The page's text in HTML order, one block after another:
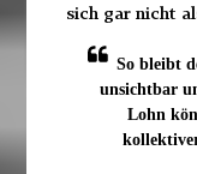
sich gar nicht
So bleibt
unsichtbar
Lohn